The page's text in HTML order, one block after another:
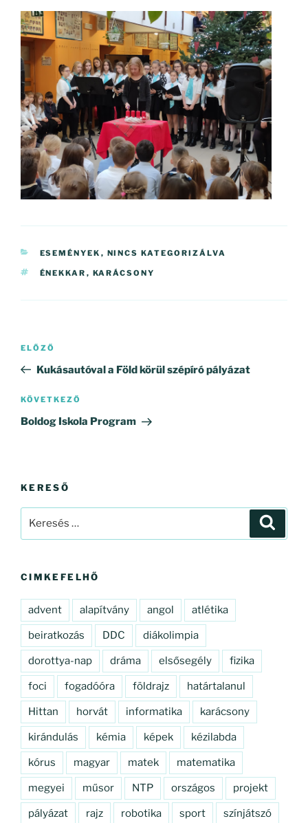
KATEGÓRIÁK
ESEMÉNYEK , NINCS KATEGORIZÁLVA
CÍMKÉK
ÉNEKKAR , KARÁCSONY
Bejegyzés
Korábbi
bejegyzés
ELŐZŐ
Kukásautóval a Föld körül szépíró pályázat
Következő
bejegyzés
KÖVETKEZŐ
Boldog Iskola Program
KERESŐ
CIMKEFELHŐ
advent alapítvány angol atlétika
beiratkozás DDC diákolimpia
dorottya-nap dráma elsősegély fizika
foci fogadóóra földrajz határtalanul
Hittan horvát informatika karácsony
kirándulás kémia képek kézilabda
kórus magyar matek matematika
megyei műsor NTP országos projekt
pályázat rajz robotika sport színjátszó